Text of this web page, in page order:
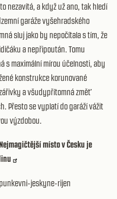
nezavítá, a když už ano, tak hledí
garáže vyšehradského
sluj jako by nepočítala s tím, že
a nepřipoután. Tomu
s maximální mírou účelnosti, aby
konstrukce korunované
a všudypřítomná změť
Přesto se vyplatí do garáží vážit
výzdobou.
místo v Česku je
jeskyne-rijen